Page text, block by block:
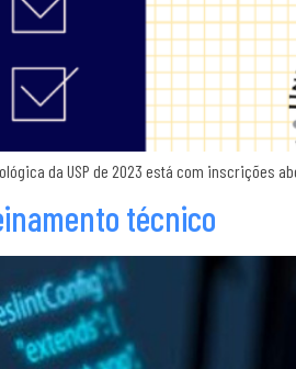
da USP de 2023 está com inscrições
técnico